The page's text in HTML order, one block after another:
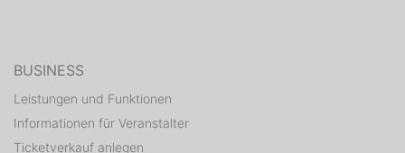
BUSINESS
Leistungen und Funktionen
Informationen für Veranstalter
Ticketverkauf anlegen